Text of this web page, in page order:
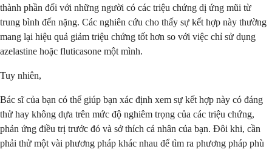
thành phần đối với những người có các triệu chứng dị ứng mũi từ
trung bình đến nặng. Các nghiên cứu cho thấy sự kết hợp này thường
mang lại hiệu quả giảm triệu chứng tốt hơn so với việc chỉ sử dụng
azelastine hoặc fluticasone một mình.
Tuy nhiên,
Bác sĩ của bạn có thể giúp bạn xác định xem sự kết hợp này có đáng
thử hay không dựa trên mức độ nghiêm trọng của các triệu chứng,
phản ứng điều trị trước đó và sở thích cá nhân của bạn. Đôi khi, cần
phải thử một vài phương pháp khác nhau để tìm ra phương pháp phù